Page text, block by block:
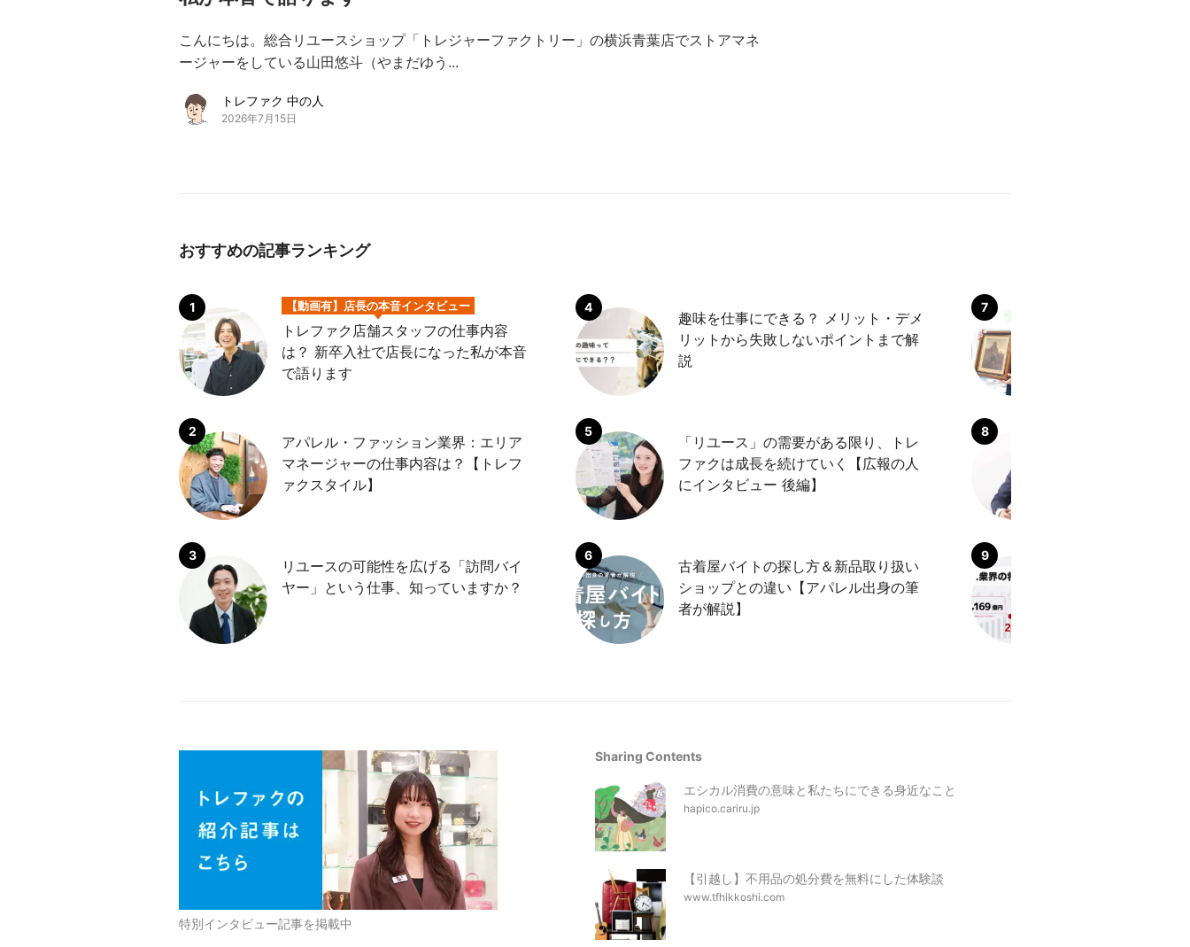
こんにちは。総合リユースショップ「トレジャーファクトリー」の横浜青葉店でストアマネ
ージャーをしている山田悠斗（やまだゆう...
トレファク 中の人
2026年7月15日
おすすめの記事ランキング
【動画有】店長の本音インタビュー
トレファク店舗スタッフの仕事内容
は？ 新卒入社で店長になった私が本音
で語ります
アパレル・ファッション業界：エリア
マネージャーの仕事内容は？【トレフ
ァクスタイル】
リユースの可能性を広げる「訪問バイ
ヤー」という仕事、知っていますか？
趣味を仕事にできる？ メリット・デメ
リットから失敗しないポイントまで解
説
「リユース」の需要がある限り、トレ
ファクは成長を続けていく【広報の人
にインタビュー 後編】
古着屋バイトの探し方＆新品取り扱い
ショップとの違い【アパレル出身の筆
者が解説】
特別インタビュー記事を掲載中
Sharing Contents
エシカル消費の意味と私たちにできる身近なこと
hapico.cariru.jp
【引越し】不用品の処分費を無料にした体験談
www.tfhikkoshi.com